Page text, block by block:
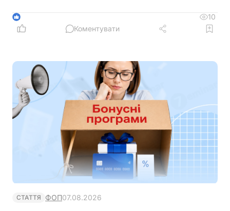
обов'язковою, чи підприємець вирішив отримати
статус платника ПДВ добровільно. Пояснюємо,
1
10
Коментувати
СТАТТЯ ФОП07.08.2026